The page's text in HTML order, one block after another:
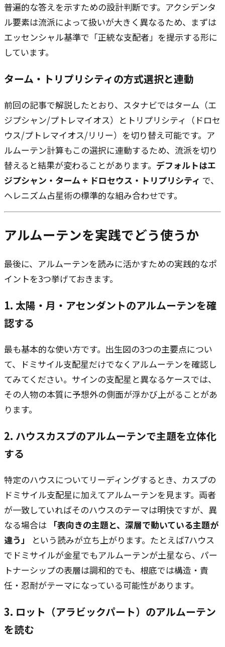
普遍的な答えを示すための設計判断です。アクシデンタ
ル要素は流派によって扱いが大きく異なるため、まずは
エッセンシャル基準で「正統な支配者」を提示する形に
しています。
ターム・トリプリシティの方式選択と連動
前回の記事で解説したとおり、スタナビではターム（エ
ジプシャン/プトレマイオス）とトリプリシティ（ドロセ
ウス/プトレマイオス/リリー）を切り替え可能です。ア
ルムーテン計算もこの選択に連動するため、流派を切り
替えると結果が変わることがあります。 デフォルトはエ
ジプシャン・ターム + ドロセウス・トリプリシティ で、
ヘレニズム占星術の標準的な組み合わせです。
アルムーテンを実践でどう使うか
最後に、アルムーテンを読みに活かすための実践的なポ
イントを3つ挙げておきます。
1. 太陽・月・アセンダントのアルムーテンを確
認する
最も基本的な使い方です。出生図の3つの主要点につい
て、ドミサイル支配星だけでなくアルムーテンを確認し
てみてください。サインの支配星と異なるケースでは、
その人物の本質に予想外の側面が浮かび上がることがあ
ります。
2. ハウスカスプのアルムーテンで主題を立体化
する
特定のハウスについてリーディングするとき、カスプの
ドミサイル支配星に加えてアルムーテンを見ます。両者
が一致していればそのハウスのテーマは明快ですが、異
なる場合は 「表向きの主題と、深層で動いている主題が
違う」
という読みが立ち上がります。たとえば7ハウス
でドミサイルが金星でもアルムーテンが土星なら、パー
トナーシップの表層は調和的でも、根底では構造・責
任・忍耐がテーマになっている可能性があります。
3. ロット（アラビックパート）のアルムーテン
を読む